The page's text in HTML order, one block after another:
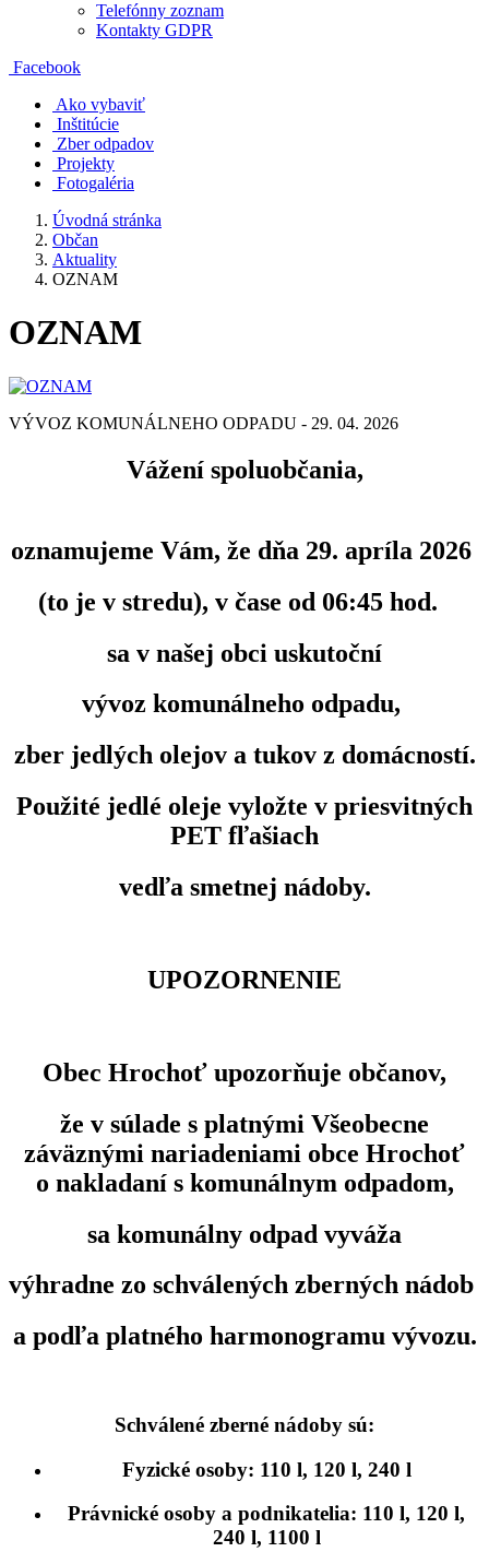
Telefónny zoznam
Kontakty GDPR
Facebook
Ako vybaviť
Inštitúcie
Zber odpadov
Projekty
Fotogaléria
Úvodná stránka
Občan
Aktuality
OZNAM
OZNAM
VÝVOZ KOMUNÁLNEHO ODPADU - 29. 04. 2026
Vážení spoluobčania,
oznamujeme Vám, že dňa 29. apríla 2026
(to je v stredu), v čase od 06:45 hod.
sa v našej obci uskutoční
vývoz komunálneho odpadu,
zber jedlých olejov a tukov z domácností.
Použité jedlé oleje vyložte v priesvitných
PET fľašiach
vedľa smetnej nádoby.
UPOZORNENIE
Obec Hrochoť upozorňuje občanov,
že v súlade s platnými Všeobecne
záväznými nariadeniami obce Hrochoť
o nakladaní s komunálnym odpadom,
sa komunálny odpad vyváža
výhradne zo schválených zberných nádob
a podľa platného harmonogramu vývozu.
Schválené zberné nádoby sú:
Fyzické osoby: 110 l, 120 l, 240 l
Právnické osoby a podnikatelia: 110 l, 120 l,
240 l, 1100 l